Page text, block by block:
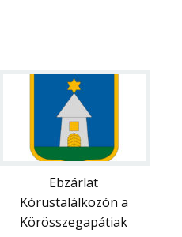
Ebzárlat
Kórustalálkozón a
Körösszegapátiak